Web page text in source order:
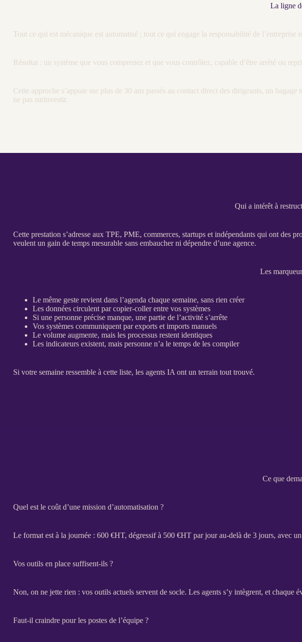
La ligne
Tout ce qui est mécanique est automatisé ; tout ce qui engage la responsabilité de l’entreprise
Résultat : un système que vous comprenez et que vous contrôlez, capable d’être arrêté ou
Cette approche s’appuie sur plus de 30 ans passés au contact direct des dirigeants, un bagage
ne pas surinvestir.
Qui a intérêt à
Cette prestation s’adresse aux TPE, PME, commerces, startups et indépendants qui ont des
veulent un gain de temps mesurable sans embaucher ni dépendre d’une agence.
Les
Le même geste revient dans l’agenda chaque semaine, sans rien créer
Les données circulent par copier-coller entre vos systèmes
Si une personne précise manque, une partie de l’activité s’arrête
Vos systèmes communiquent parexports et imports manuels
Le volume augmente, mais les processus restent identiques
Les indicateurs existent, mais personne n’a le temps de les compiler
Si votre semaine ressemble à cette liste, les agents IA ont un terrain tout trouvé.
Ce que
Quel est le coût d’une mission d’automatisation ?
Le format est à la journée : 600 €HT, dégressif à 500 €HT par jour au-delà de 3 jours, avec
Vos outils en place suffisent-ils ?
Non, on ne jette rien : vos outils actuels servent de socle. Les agents s’y intègrent, et chaque
Faut-il craindre pour les postes de l’équipe ?